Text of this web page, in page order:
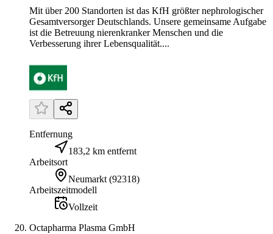
Mit über 200 Standorten ist das KfH größter nephrologischer
Gesamtversorger Deutschlands. Unsere gemeinsame Aufgabe
ist die Betreuung nierenkranker Menschen und die
Verbesserung ihrer Lebensqualität....
Entfernung
183,2 km entfernt
Arbeitsort
Neumarkt (92318)
Arbeitszeitmodell
Vollzeit
Octapharma Plasma GmbH